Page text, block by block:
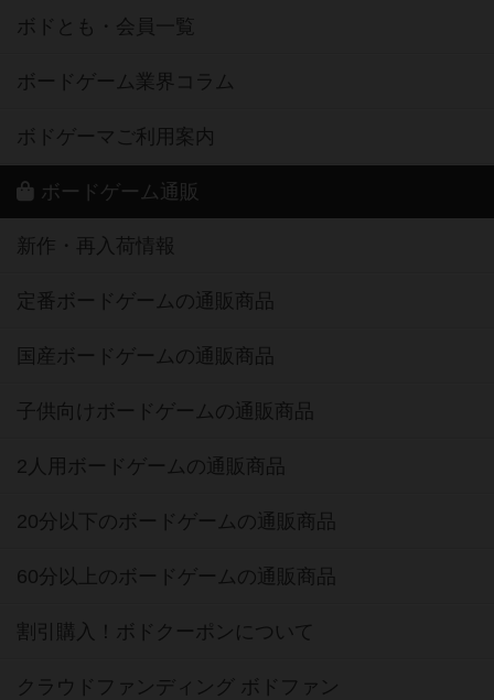
ボドとも・会員一覧
ボードゲーム業界コラム
ボドゲーマご利用案内
ボードゲーム通販
新作・再入荷情報
定番ボードゲームの通販商品
国産ボードゲームの通販商品
子供向けボードゲームの通販商品
2人用ボードゲームの通販商品
20分以下のボードゲームの通販商品
60分以上のボードゲームの通販商品
割引購入！ボドクーポンについて
クラウドファンディング ボドファン